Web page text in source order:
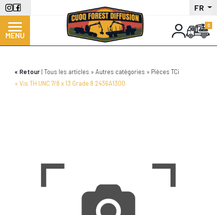
Aller
au
contenu
principal
FR
MENU
Retour Tous les articles Autres catégories
Pièces TCi
Vis TH UNC 7/8 x 13 Grade 8 2436A1300